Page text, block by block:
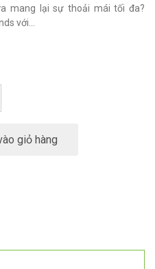
mang lại sự thoải mái tối đa?
với...
giỏ hàng